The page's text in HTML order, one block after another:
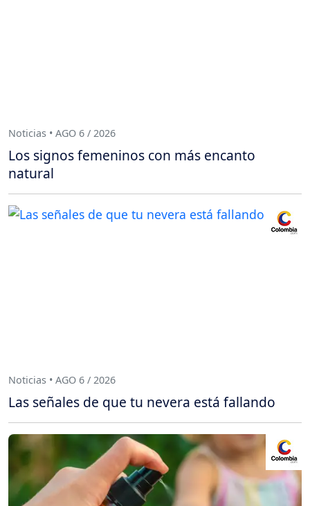
Noticias • AGO 6 / 2026
Los signos femeninos con más encanto
natural
Noticias • AGO 6 / 2026
Las señales de que tu nevera está fallando